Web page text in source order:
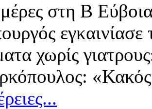
μέρες στη Β
εγκαινίασε
χωρίς